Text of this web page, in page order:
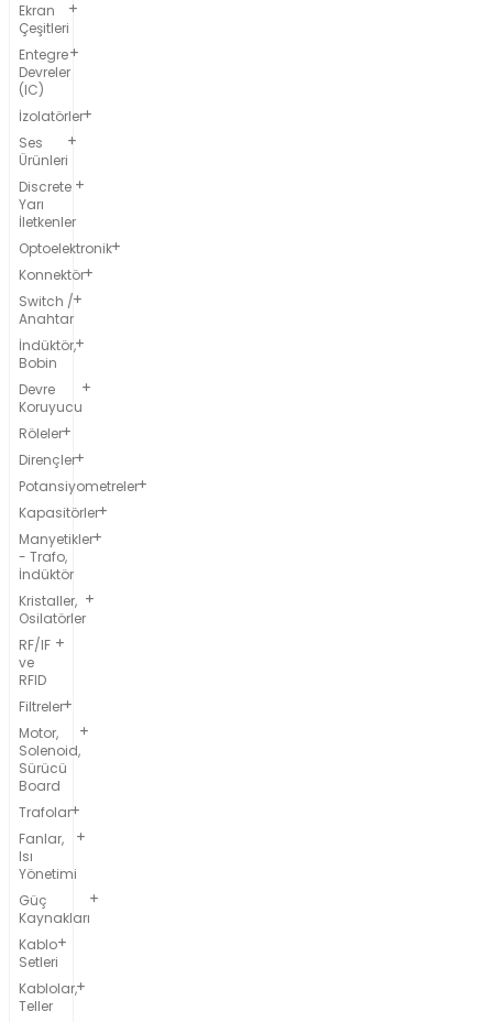
Ekran
Çeşitleri
Entegre
Devreler
(IC)
İzolatörler
Ses
Ürünleri
Discrete
Yarı
İletkenler
Optoelektronik
Konnektör
Switch /
Anahtar
İndüktör,
Bobin
Devre
Koruyucu
Röleler
Dirençler
Potansiyometreler
Kapasitörler
Manyetikler
- Trafo,
İndüktör
Kristaller,
Osilatörler
RF/IF
ve
RFID
Filtreler
Motor,
Solenoid,
Sürücü
Board
Trafolar
Fanlar,
Isı
Yönetimi
Güç
Kaynakları
Kablo
Setleri
Kablolar,
Teller